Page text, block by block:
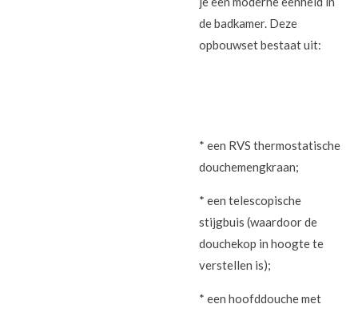
de badkamer. Deze
opbouwset bestaat uit:
* een RVS thermostatische
douchemengkraan;
* een telescopische
stijgbuis (waardoor de
douchekop in hoogte te
verstellen is);
* een hoofddouche met